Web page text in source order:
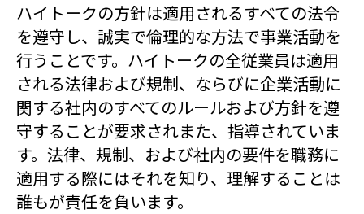
ハイトークの方針は適用されるすべての法令
を遵守し、誠実で倫理的な方法で事業活動を
行うことです。ハイトークの全従業員は適用
される法律および規制、ならびに企業活動に
関する社内のすべてのルールおよび方針を遵
守することが要求されまた、指導されていま
す。法律、規制、および社内の要件を職務に
適用する際にはそれを知り、理解することは
誰もが責任を負います。